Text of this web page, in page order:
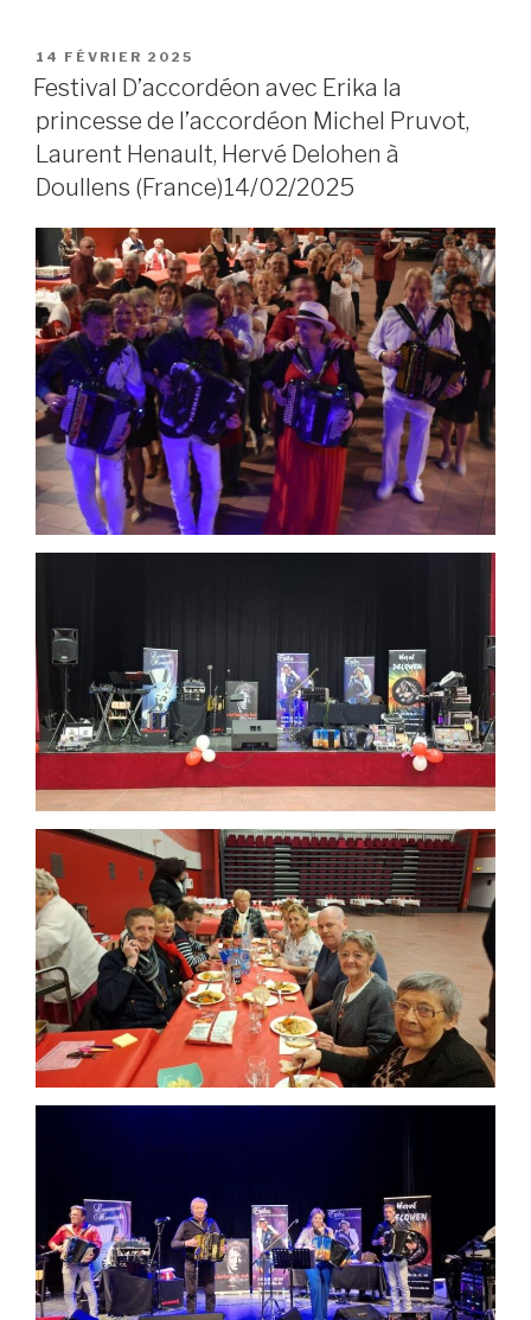
POSTED
ON
14 FÉVRIER 2025
Festival D’accordéon avec Erika la
princesse de l’accordéon Michel Pruvot,
Laurent Henault, Hervé Delohen à
Doullens (France)14/02/2025